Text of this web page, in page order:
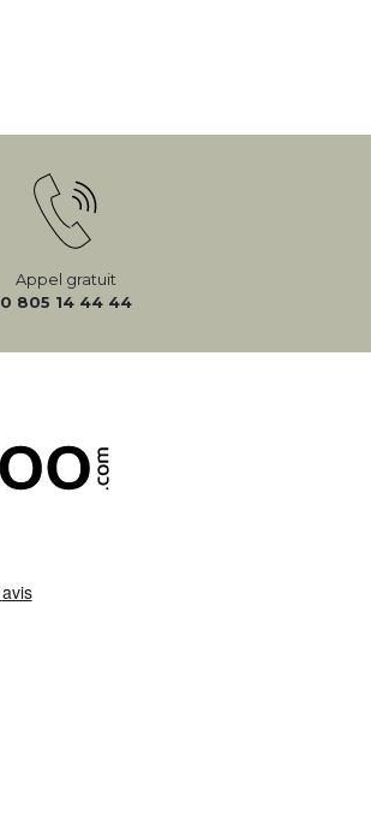
Appel gratuit
0 805 14 44 44